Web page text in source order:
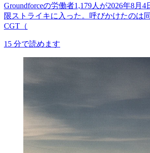
Groundforceの労働者1,179人が2026年8月
限ストライキに入った。呼びかけたのは
CGT（
15 分で読めます